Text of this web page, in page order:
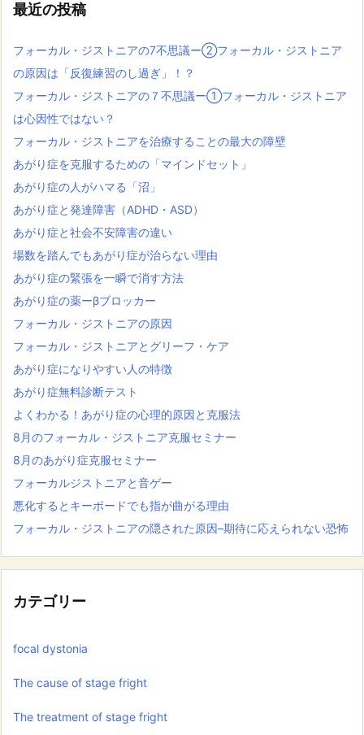
最近の投稿
フォーカル・ジストニアの7不思議ー②フォーカル・ジストニア
の原因は「反復練習のし過ぎ」！？
フォーカル・ジストニアの７不思議ー①フォーカル・ジストニア
は心因性ではない？
フォーカル・ジストニアを治療することの最大の障壁
あがり症を克服するための「マインドセット」
あがり症の人がハマる「沼」
あがり症と発達障害（ADHD・ASD）
あがり症と社会不安障害の違い
場数を踏んでもあがり症が治らない理由
あがり症の緊張を一瞬で消す方法
あがり症の薬ーβブロッカー
フォーカル・ジストニアの原因
フォーカル・ジストニアとグリーフ・ケア
あがり症になりやすい人の特徴
あがり症無料診断テスト
よくわかる！あがり症の心理的原因と克服法
8月のフォーカル・ジストニア克服セミナー
8月のあがり症克服セミナー
フォーカルジストニアと音ゲー
悪化するとキーボードでも指が曲がる理由
フォーカル・ジストニアの隠された原因–期待に応えられない恐怖
カテゴリー
focal dystonia
The cause of stage fright
The treatment of stage fright